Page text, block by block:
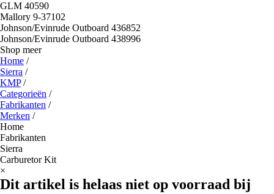
GLM 40590
Mallory 9-37102
Johnson/Evinrude Outboard 436852
Johnson/Evinrude Outboard 438996
Shop meer
Home /
Sierra /
KMP/
Categorieën /
Fabrikanten /
Merken /
Home
Fabrikanten
Sierra
Carburetor Kit
×
Dit artikel is helaas niet op voorraad bij